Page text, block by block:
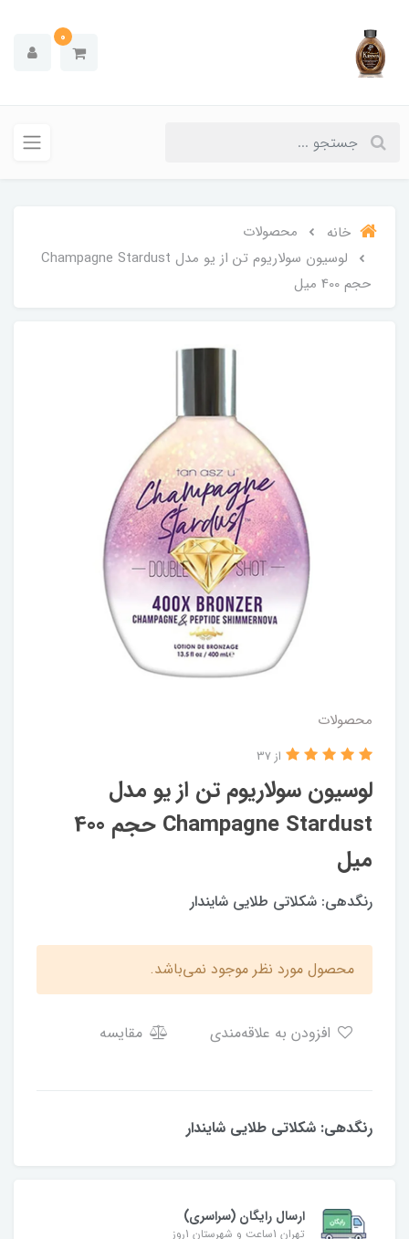
0
خانه
محصولات
لوسیون سولاریوم تن از یو مدل Champagne Stardust
حجم 400 میل
محصولات
لوسیون سولاریوم تن از یو مدل
Champagne Stardust حجم 400
میل
از 37
رنگدهی: شکلاتی طلایی شایندار
محصول مورد نظر موجود نمی‌باشد.
مقایسه
رنگدهی: شکلاتی طلایی شایندار
ارسال رایگان (سراسری)
تهران 1ساعت و شهرستان 1روز